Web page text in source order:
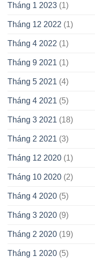
Tháng 1 2023 (1)
Tháng 12 2022 (1)
Tháng 4 2022 (1)
Tháng 9 2021 (1)
Tháng 5 2021 (4)
Tháng 4 2021 (5)
Tháng 3 2021 (18)
Tháng 2 2021 (3)
Tháng 12 2020 (1)
Tháng 10 2020 (2)
Tháng 4 2020 (5)
Tháng 3 2020 (9)
Tháng 2 2020 (19)
Tháng 1 2020 (5)